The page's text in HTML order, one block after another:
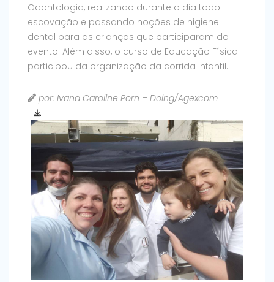
Odontologia, realizando durante o dia todo
escovação e passando noções de higiene
dental para as crianças que participaram do
evento. Além disso, o curso de Educação Física
participou da organização da corrida infantil.
por: Ivana Caroline Porn – Doing/Agexcom